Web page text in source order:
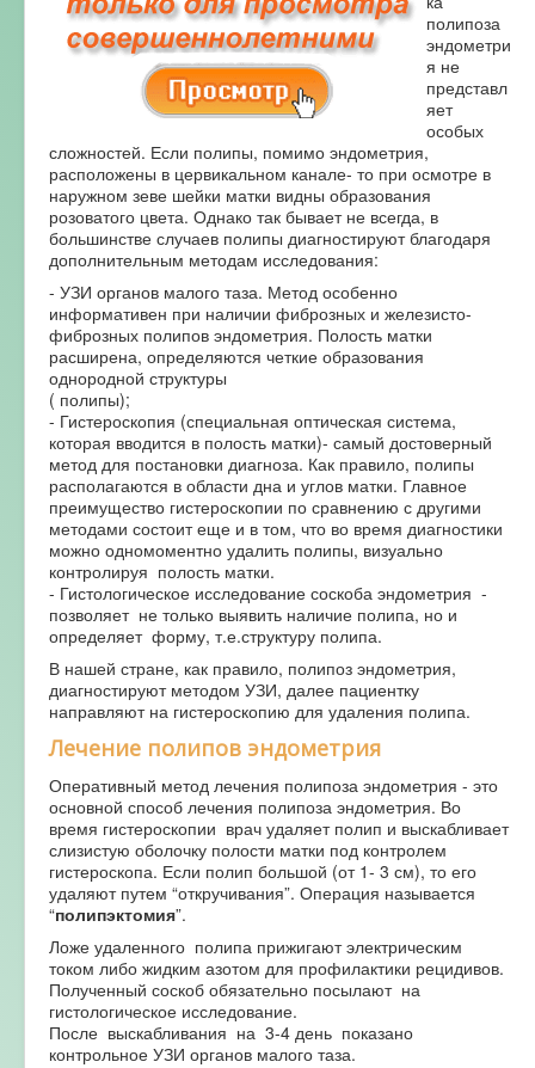
полипоза
эндометри
я не
представл
яет
особых
сложностей. Если полипы, помимо эндометрия,
расположены в цервикальном канале- то при осмотре в
наружном зеве шейки матки видны образования
розоватого цвета. Однако так бывает не всегда, в
большинстве случаев полипы диагностируют благодаря
дополнительным методам исследования:
- УЗИ органов малого таза. Метод особенно
информативен при наличии фиброзных и железисто-
фиброзных полипов эндометрия. Полость матки
расширена, определяются четкие образования
однородной структуры
( полипы);
- Гистероскопия (специальная оптическая система,
которая вводится в полость матки)- самый достоверный
метод для постановки диагноза. Как правило, полипы
располагаются в области дна и углов матки. Главное
преимущество гистероскопии по сравнению с другими
методами состоит еще и в том, что во время диагностики
можно одномоментно удалить полипы, визуально
контролируя полость матки.
- Гистологическое исследование соскоба эндометрия -
позволяет не только выявить наличие полипа, но и
определяет форму, т.е.структуру полипа.
В нашей стране, как правило, полипоз эндометрия,
диагностируют методом УЗИ, далее пациентку
направляют на гистероскопию для удаления полипа.
Лечение полипов эндометрия
Оперативный метод лечения полипоза эндометрия - это
основной способ лечения полипоза эндометрия. Во
время гистероскопии врач удаляет полип и выскабливает
слизистую оболочку полости матки под контролем
гистероскопа. Если полип большой (от 1- 3 см), то его
удаляют путем “откручивания”. Операция называется
“полипэктомия”.
Ложе удаленного полипа прижигают электрическим
током либо жидким азотом для профилактики рецидивов.
Полученный соскоб обязательно посылают на
гистологическое исследование.
После выскабливания на 3-4 день показано
контрольное УЗИ органов малого таза.